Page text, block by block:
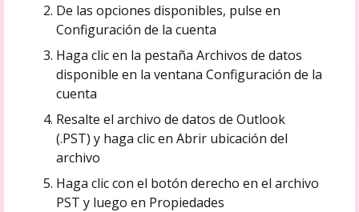
De las opciones disponibles, pulse en
Configuración de la cuenta
Haga clic en la pestaña Archivos de datos
disponible en la ventana Configuración de la
cuenta
Resalte el archivo de datos de Outlook
(.PST) y haga clic en Abrir ubicación del
archivo
Haga clic con el botón derecho en el archivo
PST y luego en Propiedades